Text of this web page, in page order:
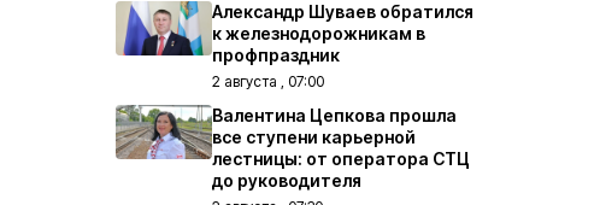
Александр Шуваев обратился
к железнодорожникам в
профпраздник
2 августа , 07:00
Валентина Цепкова прошла
все ступени карьерной
лестницы: от оператора СТЦ
до руководителя